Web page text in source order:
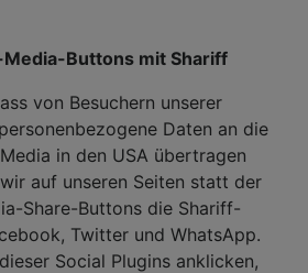
Media-Buttons mit Shariff
von Besuchern unserer
Daten an die
in den USA übertragen
auf unseren Seiten statt der
Share-Buttons die Shariff-
Twitter und WhatsApp.
Social Plugins anklicken,